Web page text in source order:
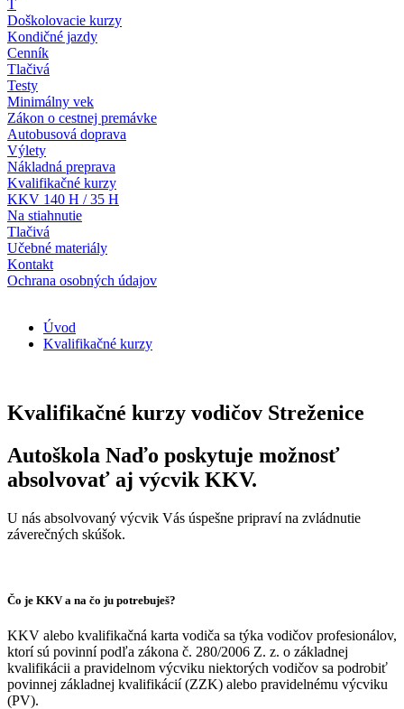
T
Doškolovacie kurzy
Kondičné jazdy
Cenník
Tlačivá
Testy
Minimálny vek
Zákon o cestnej premávke
Autobusová doprava
Výlety
Nákladná preprava
Kvalifikačné kurzy
KKV 140 H / 35 H
Na stiahnutie
Tlačivá
Učebné materiály
Kontakt
Ochrana osobných údajov
Úvod
Kvalifikačné kurzy
Kvalifikačné kurzy vodičov Streženice
Autoškola Naďo poskytuje možnosť
absolvovať aj výcvik KKV.
U nás absolvovaný výcvik Vás úspešne pripraví na zvládnutie
záverečných skúšok.
Čo je KKV a na čo ju potrebuješ?
KKV alebo kvalifikačná karta vodiča sa týka vodičov profesionálov,
ktorí sú povinní podľa zákona č. 280/2006 Z. z. o základnej
kvalifikácii a pravidelnom výcviku niektorých vodičov sa podrobiť
povinnej základnej kvalifikácií (ZZK) alebo pravidelnému výcviku
(PV).